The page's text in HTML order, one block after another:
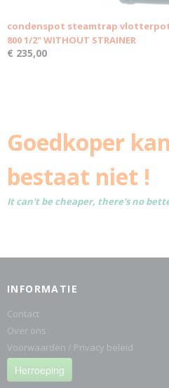
condenspot steamtrap vlotterpot
800 1/2" WITHOUT STRAINER
€ 235,00
Goedkoper
bestaat niet !
It can't be cheaper, there's no
INFORMATIE
Contact
Over ons
Voorwaarden / Privacy beleid
Herroeping